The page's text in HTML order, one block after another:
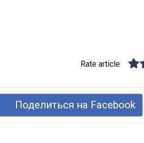
Rate article
Поделиться на Facebook